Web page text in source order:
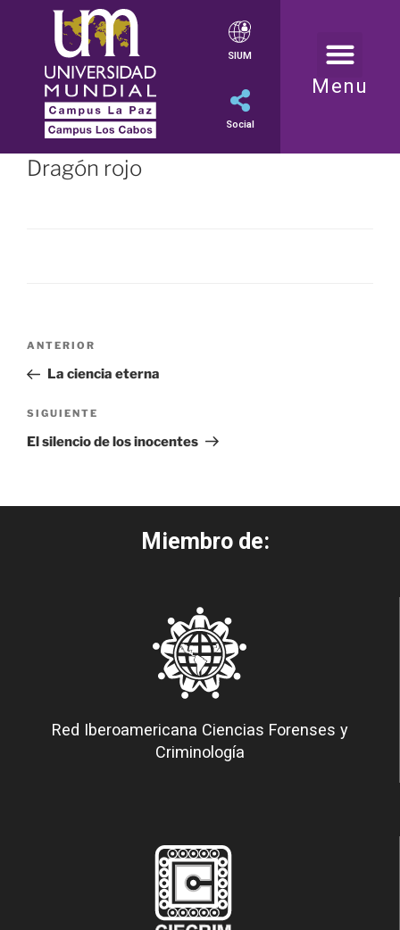
SIUM
Social
Menu
Dragón rojo
ANTERIOR
La ciencia eterna
SIGUIENTE
El silencio de los inocentes
Miembro de:
Red Iberoamericana Ciencias Forenses y
Criminología